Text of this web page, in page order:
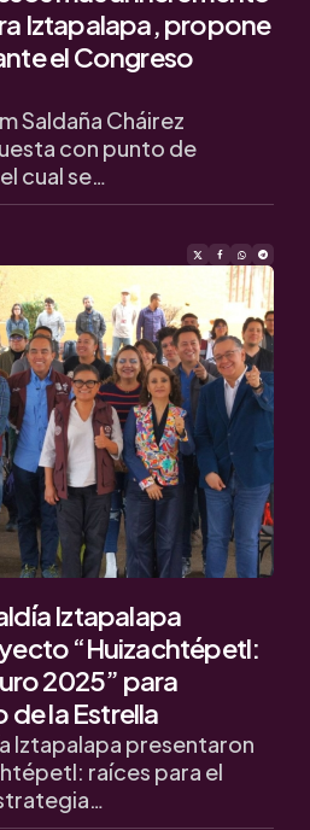
Iztapalapa, propone
el Congreso
Saldaña Cháirez
con punto de
cual se…
Iztapalapa
“Huizachtépetl:
2025” para
de la Estrella
Iztapalapa presentaron
raíces para el